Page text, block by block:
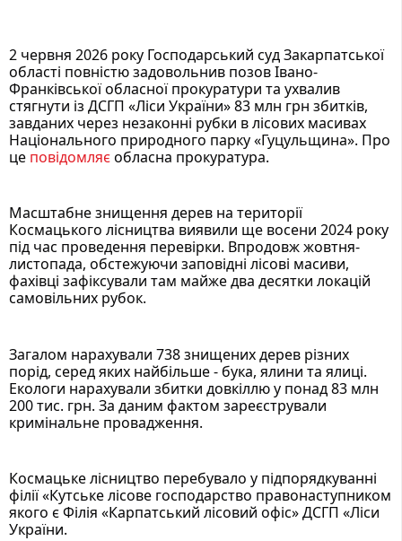
2 червня 2026 року Господарський суд Закарпатської
області повністю задовольнив позов Івано-
Франківської обласної прокуратури та ухвалив
стягнути із ДСГП «Ліси України» 83 млн грн збитків,
завданих через незаконні рубки в лісових масивах
Національного природного парку «Гуцульщина». Про
це повідомляє обласна прокуратура.
Масштабне знищення дерев на території
Космацького лісництва виявили ще восени 2024 року
під час проведення перевірки. Впродовж жовтня-
листопада, обстежуючи заповідні лісові масиви,
фахівці зафіксували там майже два десятки локацій
самовільних рубок.
Загалом нарахували 738 знищених дерев різних
порід, серед яких найбільше - бука, ялини та ялиці.
Екологи нарахували збитки довкіллю у понад 83 млн
200 тис. грн. За даним фактом зареєстрували
кримінальне провадження.
Космацьке лісництво перебувало у підпорядкуванні
філії «Кутське лісове господарство правонаступником
якого є Філія «Карпатський лісовий офіс» ДСГП «Ліси
України.